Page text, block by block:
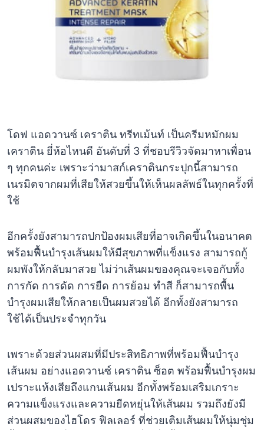
โดฟ แอดวานซ์ เคราติน ทรีทเม้นท์ เป็นครีมหมักผม
เคราติน ยี่ห้อไหนดี อันดับที่ 3 ที่ชอบรีวิวจัดมาหาเพื่อน
ๆ ทุกคนค่ะ เพราะว่ามาสก์เคราตินกระปุกนี้สามารถ
เนรมิตจากผมที่เสียให้สวยขึ้นให้เห็นผลลัพธ์ในทุกครั้งที่
ใช้
อีกครั้งยังสามารถปกป้องผมเสียที่อาจเกิดขึ้นในอนาคต
พร้อมฟื้นบำรุงเส้นผมให้มีสุขภาพที่แข็งแรง สามารถกู้
ผมพังให้กลับมาสวย ไม่ว่าเส้นผมของคุณจะเจอกับทั้ง
การกัด การดัด การยืด การย้อม ทำสี ก็สามารถพื้น
บำรุงผมเสียให้กลายเป็นผมสวยได้ อีกทั้งยังสามารถ
ใช้ได้เป็นประจำทุกวัน
เพราะด้วยส่วนผสมที่มีประสิทธิภาพที่พร้อมฟื้นบำรุง
เส้นผม อย่างแอดวานซ์ เคราติน ซ็อต พร้อมฟื้นบำรุงผม
เปราะแห้งเสียถึงแกนเส้นผม อีกทั้งพร้อมเสริมเกราะ
ความแข็งแรงและความยืดหยุ่นให้เส้นผม รวมถึงยังมี
ส่วนผสมของไฮโดร ฟิลเลอร์ ที่ช่วยเติมเส้นผมให้นุ่มชุ่ม